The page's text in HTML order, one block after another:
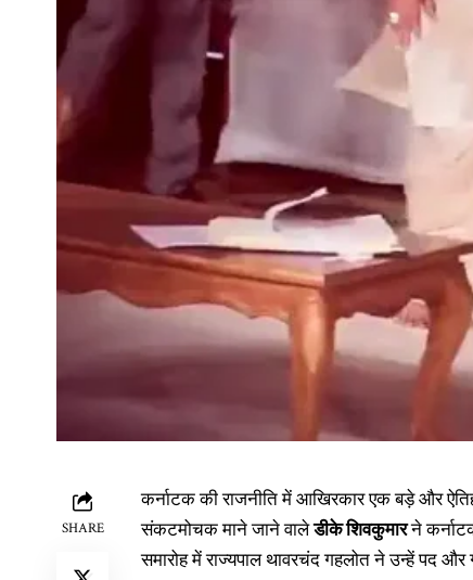
SHARE
कर्नाटक की राजनीति में आखिरकार एक बड़े और
संकटमोचक माने जाने वालेडीके शिवकुमारने
समारोह में राज्यपाल थावरचंद गहलोत ने उन्हें पद और